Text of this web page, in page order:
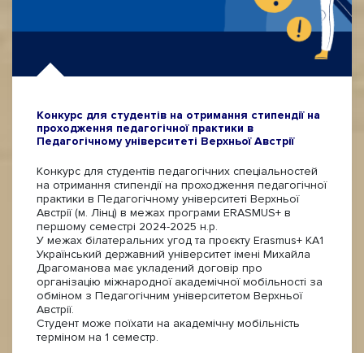
Конкурс для студентів на отримання стипендії на
проходження педагогічної практики в
Педагогічному університеті Верхньої Австрії
Конкурс для студентів педагогічних спеціальностей
на отримання стипендії на проходження педагогічної
практики в Педагогічному університеті Верхньої
Австрії (м. Лінц) в межах програми ERASMUS+ в
першому семестрі 2024-2025 н.р.
У межах білатеральних угод та проєкту Erasmus+ KA1
Український державний університет імені Михайла
Драгоманова має укладений договір про
організацію міжнародної академічної мобільності за
обміном з Педагогічним університетом Верхньої
Австрії.
Студент може поїхати на академічну мобільність
терміном на 1 семестр.